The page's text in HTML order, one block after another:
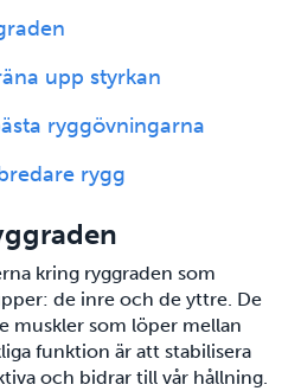
upp styrkan
ryggövningarna
rygg
kring ryggraden som
de inre och de yttre. De
muskler som löper mellan
funktion är att stabilisera
och bidrar till vår hållning.